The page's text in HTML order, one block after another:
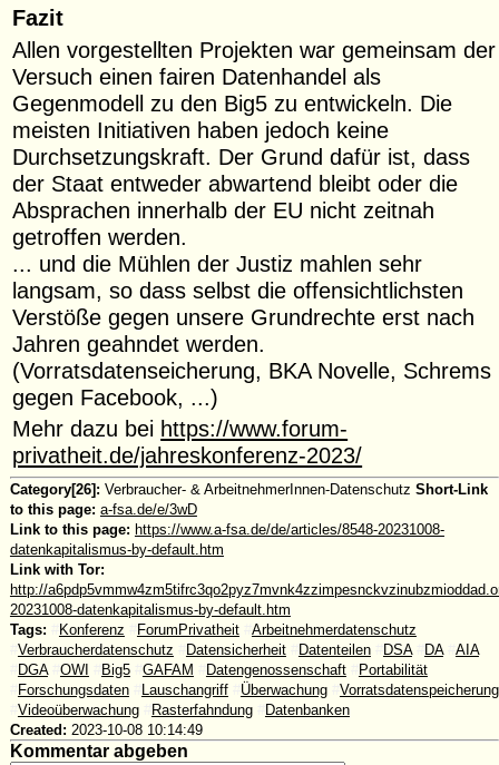
Fazit
Allen vorgestellten Projekten war gemeinsam der
Versuch einen fairen Datenhandel als
Gegenmodell zu den Big5 zu entwickeln. Die
meisten Initiativen haben jedoch keine
Durchsetzungskraft. Der Grund dafür ist, dass
der Staat entweder abwartend bleibt oder die
Absprachen innerhalb der EU nicht zeitnah
getroffen werden.
... und die Mühlen der Justiz mahlen sehr
langsam, so dass selbst die offensichtlichsten
Verstöße gegen unsere Grundrechte erst nach
Jahren geahndet werden.
(Vorratsdatenseicherung, BKA Novelle, Schrems
gegen Facebook, ...)
Mehr dazu bei https://www.forum-
privatheit.de/jahreskonferenz-2023/
Category[26]: Verbraucher- & ArbeitnehmerInnen-Datenschutz Short-Link
to this page: a-fsa.de/e/3wD
Link to this page: https://www.a-fsa.de/de/articles/8548-20231008-
datenkapitalismus-by-default.htm
Link with Tor:
http://
20231008-datenkapitalismus-by-default.htm
Tags:
Konferenz ForumPrivatheit
Arbeitnehmerdatenschutz
Verbraucherdatenschutz Datensicherheit Datenteilen DSA DA
AIA
DGA OWI Big5 GAFAM Datengenossenschaft
Portabilität
Forschungsdaten Lauschangriff Überwachung
Vorratsdatenspeicherung
Videoüberwachung Rasterfahndung
Datenbanken
Created: 2023-10-08 10:14:49
Kommentar abgeben